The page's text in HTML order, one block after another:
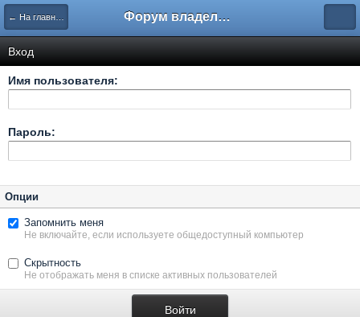
← На главную Форум владельцев интернет-магазинов
Вход
Имя пользователя:
Пароль:
Опции
Запомнить меня
Не включайте, если используете общедоступный компьютер
Скрытность
Не отображать меня в списке активных пользователей